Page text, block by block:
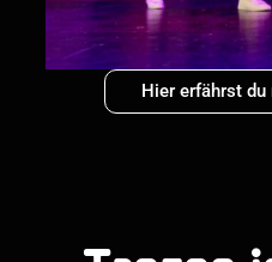
Hier erfährst